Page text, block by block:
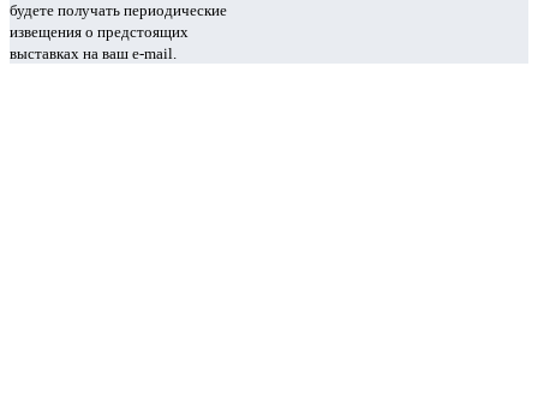
будете получать периодические
извещения о предстоящих
выставках на ваш e-mail.